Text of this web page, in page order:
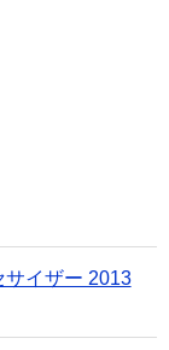
サイザー 2013